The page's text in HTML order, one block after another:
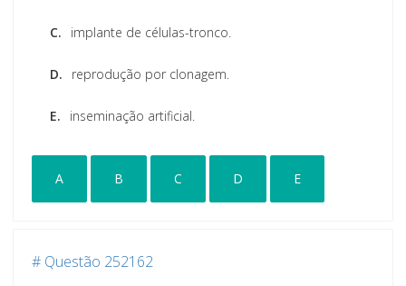
C. implante de células-tronco.
D. reprodução por clonagem.
E. inseminação artificial.
A B C D E
# Questão 252162